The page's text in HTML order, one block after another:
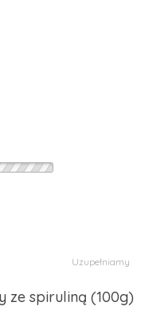
Uzupełniamy
ze spiruliną (100g)